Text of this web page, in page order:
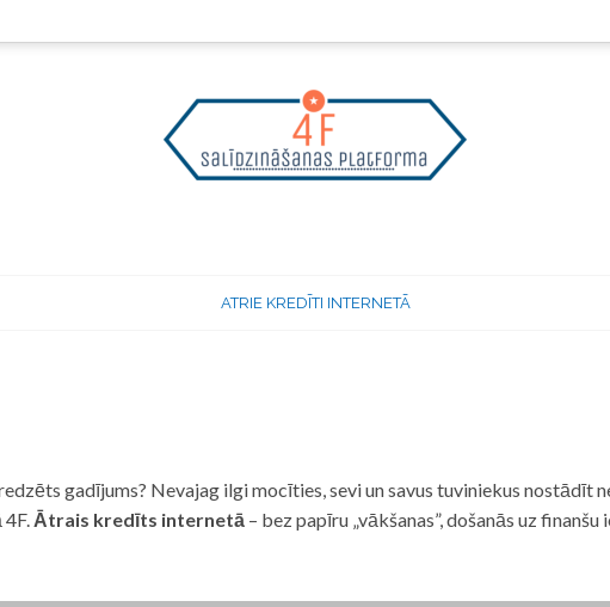
ATRIE KREDĪTI INTERNETĀ
gadījums? Nevajag ilgi mocīties, sevi un savus tuviniekus nostādīt
Ātrais kredīts internetā – bez papīru „vākšanas”, došanās uz